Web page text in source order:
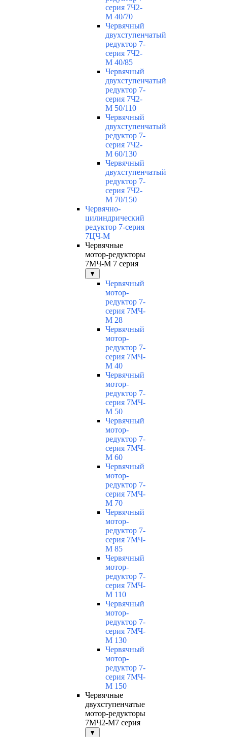
серия 7Ч2-
М 40/70
Червячный
двухступенчатый
редуктор 7-
серия 7Ч2-
М 40/85
Червячный
двухступенчатый
редуктор 7-
серия 7Ч2-
М 50/110
Червячный
двухступенчатый
редуктор 7-
серия 7Ч2-
М 60/130
Червячный
двухступенчатый
редуктор 7-
серия 7Ч2-
М 70/150
Червячно-
цилиндрический
редуктор 7-серия
7ЦЧ-М
Червячные
мотор-редукторы
7МЧ-М 7 серия
▼
Червячный
мотор-
редуктор 7-
серия 7МЧ-
М 28
Червячный
мотор-
редуктор 7-
серия 7МЧ-
М 40
Червячный
мотор-
редуктор 7-
серия 7МЧ-
М 50
Червячный
мотор-
редуктор 7-
серия 7МЧ-
М 60
Червячный
мотор-
редуктор 7-
серия 7МЧ-
М 70
Червячный
мотор-
редуктор 7-
серия 7МЧ-
М 85
Червячный
мотор-
редуктор 7-
серия 7МЧ-
М 110
Червячный
мотор-
редуктор 7-
серия 7МЧ-
М 130
Червячный
мотор-
редуктор 7-
серия 7МЧ-
М 150
Червячные
двухступенчатые
мотор-редукторы
7МЧ2-М7 серия
▼